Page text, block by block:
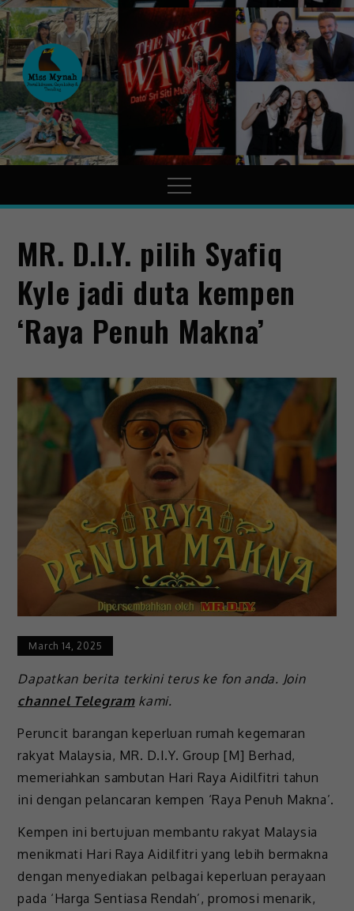
MissMynah
Portal Hiburan, Gaya Hidup
& Trending
MR. D.I.Y. pilih Syafiq
Kyle jadi duta kempen
‘Raya Penuh Makna’
March 14, 2025
Dapatkan berita terkini terus ke fon anda. Join
channel Telegramkami.
Peruncit barangan keperluan rumah kegemaran
rakyat Malaysia, MR. D.I.Y. Group [M] Berhad,
memeriahkan sambutan Hari Raya Aidilfitri tahun
ini dengan pelancaran kempen ‘Raya Penuh Makna’.
Kempen ini bertujuan membantu rakyat Malaysia
menikmati Hari Raya Aidilfitri yang lebih bermakna
dengan menyediakan pelbagai keperluan perayaan
pada ‘Harga Sentiasa Rendah’, promosi menarik,